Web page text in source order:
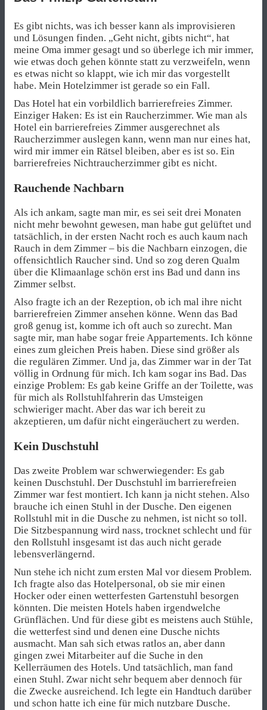
Es gibt nichts, was ich besser kann als improvisieren
und Lösungen finden. „Geht nicht, gibts nicht“, hat
meine Oma immer gesagt und so überlege ich mir immer,
wie etwas doch gehen könnte statt zu verzweifeln, wenn
es etwas nicht so klappt, wie ich mir das vorgestellt
habe. Mein Hotelzimmer ist gerade so ein Fall.
Das Hotel hat ein vorbildlich barrierefreies Zimmer.
Einziger Haken: Es ist ein Raucherzimmer. Wie man als
Hotel ein barrierefreies Zimmer ausgerechnet als
Raucherzimmer auslegen kann, wenn man nur eines hat,
wird mir immer ein Rätsel bleiben, aber es ist so. Ein
barrierefreies Nichtraucherzimmer gibt es nicht.
Rauchende Nachbarn
Als ich ankam, sagte man mir, es sei seit drei Monaten
nicht mehr bewohnt gewesen, man habe gut gelüftet und
tatsächlich, in der ersten Nacht roch es auch kaum nach
Rauch in dem Zimmer – bis die Nachbarn einzogen, die
offensichtlich Raucher sind. Und so zog deren Qualm
über die Klimaanlage schön erst ins Bad und dann ins
Zimmer selbst.
Also fragte ich an der Rezeption, ob ich mal ihre nicht
barrierefreien Zimmer ansehen könne. Wenn das Bad
groß genug ist, komme ich oft auch so zurecht. Man
sagte mir, man habe sogar freie Appartements. Ich könne
eines zum gleichen Preis haben. Diese sind größer als
die regulären Zimmer. Und ja, das Zimmer war in der Tat
völlig in Ordnung für mich. Ich kam sogar ins Bad. Das
einzige Problem: Es gab keine Griffe an der Toilette, was
für mich als Rollstuhlfahrerin das Umsteigen
schwieriger macht. Aber das war ich bereit zu
akzeptieren, um dafür nicht eingeräuchert zu werden.
Kein Duschstuhl
Das zweite Problem war schwerwiegender: Es gab
keinen Duschstuhl. Der Duschstuhl im barrierefreien
Zimmer war fest montiert. Ich kann ja nicht stehen. Also
brauche ich einen Stuhl in der Dusche. Den eigenen
Rollstuhl mit in die Dusche zu nehmen, ist nicht so toll.
Die Sitzbespannung wird nass, trocknet schlecht und für
den Rollstuhl insgesamt ist das auch nicht gerade
lebensverlängernd.
Nun stehe ich nicht zum ersten Mal vor diesem Problem.
Ich fragte also das Hotelpersonal, ob sie mir einen
Hocker oder einen wetterfesten Gartenstuhl besorgen
könnten. Die meisten Hotels haben irgendwelche
Grünflächen. Und für diese gibt es meistens auch Stühle,
die wetterfest sind und denen eine Dusche nichts
ausmacht. Man sah sich etwas ratlos an, aber dann
gingen zwei Mitarbeiter auf die Suche in den
Kellerräumen des Hotels. Und tatsächlich, man fand
einen Stuhl. Zwar nicht sehr bequem aber dennoch für
die Zwecke ausreichend. Ich legte ein Handtuch darüber
und schon hatte ich eine für mich nutzbare Dusche.